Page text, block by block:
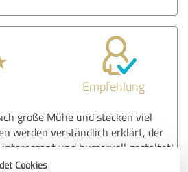
Cookies
Empfehlung
große Mühe und stecken viel
werden verständlich erklärt, der
und humorvoll gestaltet!